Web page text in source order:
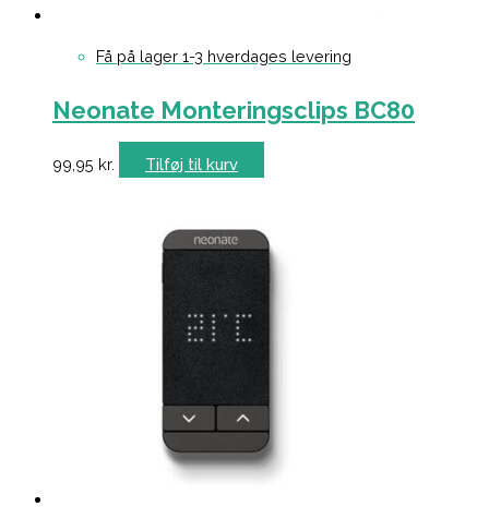
Få på lager 1-3 hverdages levering
Neonate Monteringsclips BC80
99,95 kr. Tilføj til kurv